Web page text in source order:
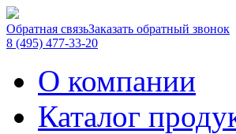
Обратная связьЗаказать обратный звонок
8 (495) 477-33-20
О компании
Каталог